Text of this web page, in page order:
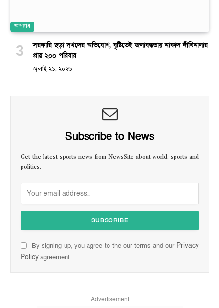
অপরাধ
সরকারি ছড়া দখলের অভিযোগ, বৃষ্টিতেই জলাবদ্ধতায় নাকাল দীঘিনালার
প্রায় ২০০ পরিবার
জুলাই ২১, ২০২৬
Subscribe to News
Get the latest sports news from NewsSite about world, sports and
politics.
By signing up, you agree to the our terms and our Privacy
Policyagreement.
Advertisement